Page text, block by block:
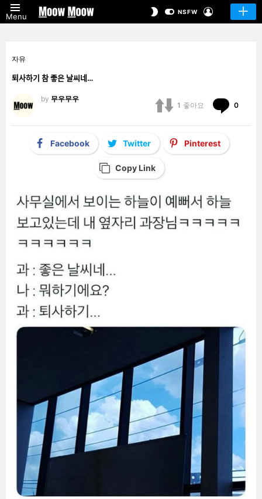
Menu
SWITCHNSFW
자유
퇴사하기 참 좋은 날씨네…
by 무우무우
1 좋아요 0
Facebook Twitter Pinterest
Copy Link